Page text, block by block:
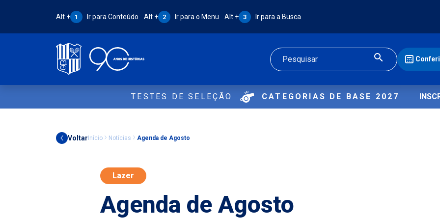
Atalho Alt + 1:
Alt + 1 Ir para Conteúdo Atalho Alt + 2:
Alt + 2 Ir para o Menu Atalho Alt + 3:
Alt + 3 Ir para a Busca
Buscar
TESTES DE SELEÇÃO CATEGORIAS DE BASE 2027
Voltar Início Notícias Agenda de Agosto
Lazer
Agenda de Agosto